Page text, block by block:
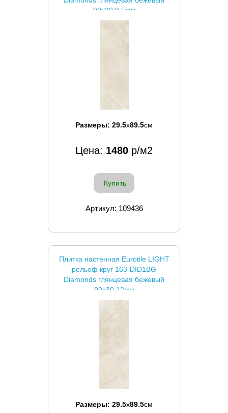
90x30 9.5мм
Размеры: 29.5x89.5см
Цена: 1480 р/м2
Купить
Артикул: 109436
Плитка настенная Eurotile LIGHT
рельеф круг 163-DID1BG
Diamonds глянцевая бежевый
90x30 12мм
Размеры: 29.5x89.5см